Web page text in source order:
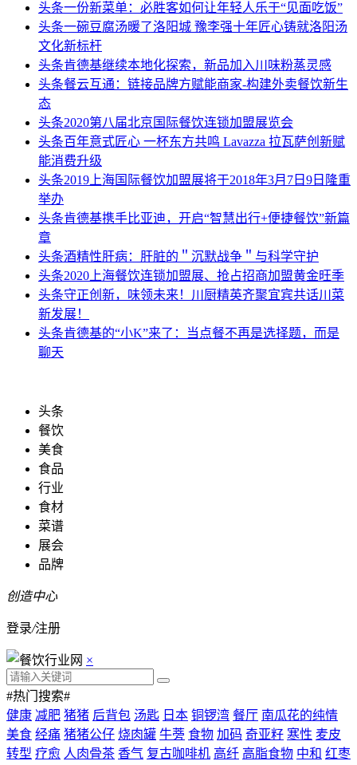
头条一份新菜单：必胜客如何让年轻人乐于“见面吃饭”
头条一碗豆腐汤暖了洛阳城 豫李强十年匠心铸就洛阳汤
文化新标杆
头条肯德基继续本地化探索，新品加入川味粉蒸灵感
头条餐云互通：链接品牌方赋能商家-构建外卖餐饮新生
态
头条2020第八届北京国际餐饮连锁加盟展览会
头条百年意式匠心 一杯东方共鸣 Lavazza 拉瓦萨创新赋
能消费升级
头条2019上海国际餐饮加盟展将于2018年3月7日9日隆重
举办
头条肯德基携手比亚迪，开启“智慧出行+便捷餐饮”新篇
章
头条酒精性肝病：肝脏的＂沉默战争＂与科学守护
头条2020上海餐饮连锁加盟展、抢占招商加盟黄金旺季
头条守正创新，味领未来！川厨精英齐聚宜宾共话川菜
新发展！
头条肯德基的“小K”来了：当点餐不再是选择题，而是
聊天
头条
餐饮
美食
食品
行业
食材
菜谱
展会
品牌
创造中心
登录/注册
×
#热门搜索#
健康 减肥 猪猪 后背包 汤匙 日本 铜锣湾 餐厅 南瓜花的纯情
美食 经痛 猪猪公仔 烧肉罐 牛蒡 食物 加码 奇亚籽 寒性 麦皮
转型 疗愈 人肉骨茶 香气 复古咖啡机 高纤 高脂食物 中和 红枣